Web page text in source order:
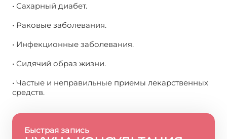
• Сахарный диабет.
• Раковые заболевания.
• Инфекционные заболевания.
• Сидячий образ жизни.
• Частые и неправильные приемы лекарственных
средств.
Быстрая запись